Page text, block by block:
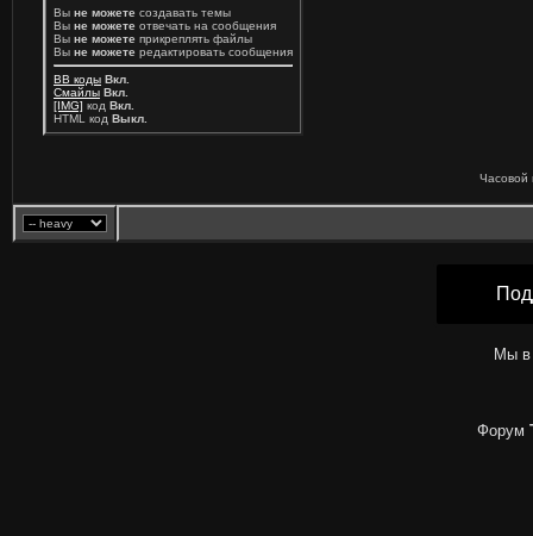
Вы не можете создавать темы
Вы не можете отвечать на сообщения
Вы не можете прикреплять файлы
Вы не можете редактировать сообщения
BB коды Вкл.
Смайлы Вкл.
[IMG] код Вкл.
HTML код Выкл.
Часовой
Мы в
Форум